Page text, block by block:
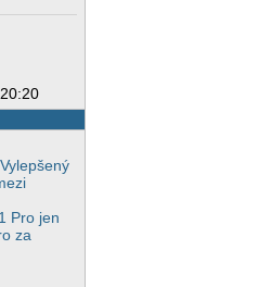
Pro jen
za